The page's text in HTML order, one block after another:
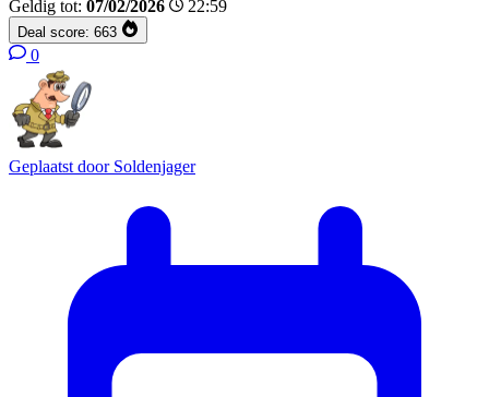
Geldig tot: 07/02/2026 22:59
Deal score: 663
0
Geplaatst door Soldenjager